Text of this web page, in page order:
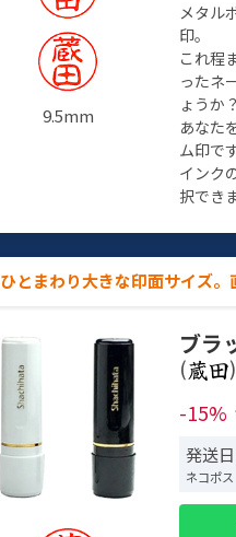
9.5mm
メタル
印。
これ程
ったネ
ょうか？
あなた
ム印です
インク
択でき
ひとまわり大きな印面サイズ。
ブラ
(
)
-15%
発送
ネコポス